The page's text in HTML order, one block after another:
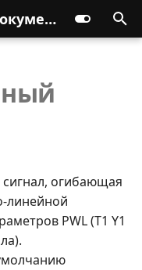
Пользовательская документация
сигнал, огибающая
линейной
PWL (T1 Y1